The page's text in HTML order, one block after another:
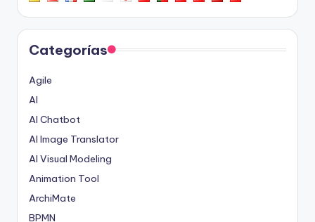
Categorías
Agile
AI
AI Chatbot
AI Image Translator
AI Visual Modeling
Animation Tool
ArchiMate
BPMN